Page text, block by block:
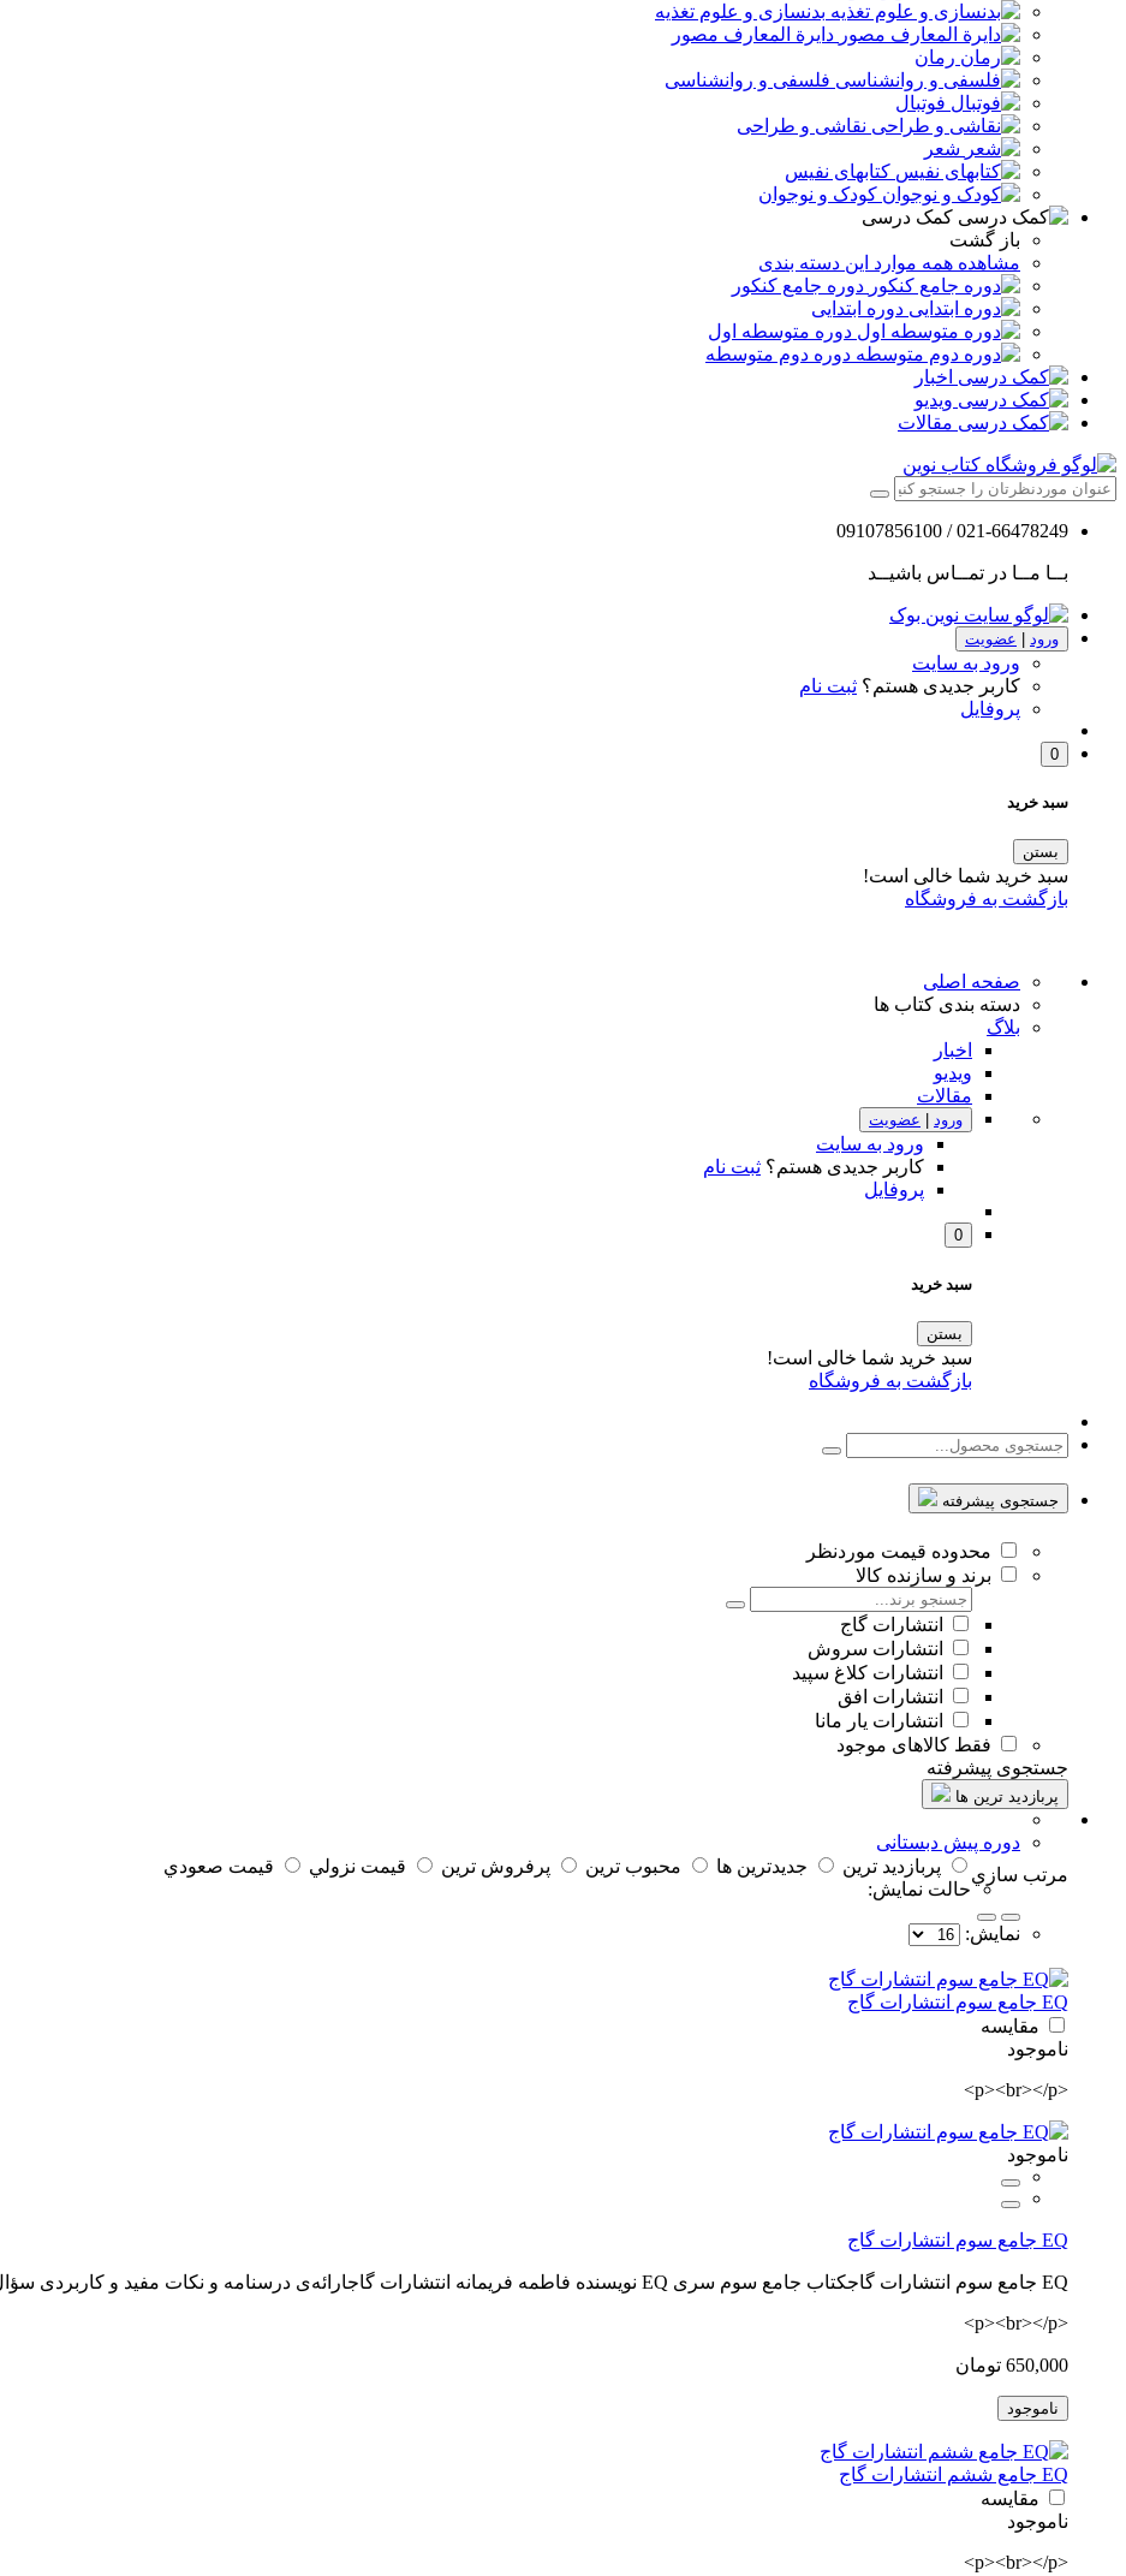
بدنسازی و علوم تغذیه
دایرة المعارف مصور
رمان
فلسفی و روانشناسی
فوتبال
نقاشی و طراحی
شعر
کتابهای نفیس
کودک و نوجوان
کمک درسی
باز گشت
مشاهده همه موارد این دسته بندی
دوره جامع کنکور
دوره ابتدایی
دوره متوسطه اول
دوره دوم متوسطه
اخبار
ویدیو
مقالات
021-66478249 / 09107856100
بــا مــا در تمــاس باشیــد
ورود عضویت
ورود به سایت
کاربر جدیدی هستم؟ ثبت نام
پروفایل
0
سبد خرید
بستن
سبد خرید شما خالی است!
بازگشت به فروشگاه
صفحه اصلی
دسته بندی کتاب ها
بلاگ
اخبار
ویدیو
مقالات
ورود عضویت
ورود به سایت
کاربر جدیدی هستم؟ ثبت نام
پروفایل
0
سبد خرید
بستن
سبد خرید شما خالی است!
بازگشت به فروشگاه
جستجوی پیشرفته
محدوده قیمت موردنظر
برند و سازنده کالا
انتشارات گاج
انتشارات سروش
انتشارات کلاغ سپید
انتشارات افق
انتشارات یار مانا
فقط کالاهای موجود
جستجوی پیشرفته
پربازدید ترین ها
دوره پیش دبستانی
پربازديد ترين
جديدترين ها محبوب ترين پرفروش ترين قيمت نزولي قيمت صعودي مرتب سازي
حالت نمايش:
نمايش:
EQ جامع سوم انتشارات گاج
مقایسه
ناموجود
<p><br></p>
ناموجود
EQ جامع سوم انتشارات گاج
EQ جامع سوم انتشارات گاجکتاب جامع سوم سری EQ نویسنده فاطمه فریمانه انتشارات گاجارائه‌ی درسنامه‌ و نکات مفید و کاربردی سؤال‌های امتحانی استاندارد ..
<p><br></p>
650,000 تومان
ناموجود
EQ جامع ششم انتشارات گاج
مقایسه
ناموجود
<p><br></p>